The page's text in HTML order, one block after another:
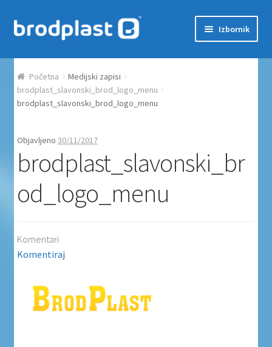
Preskoči na navigaciju
Skoči do sadržaja Izbornik
Početna
Auction Dashboard
Košarica
Moj račun
Proizvodi
Uvjeti poslovanja
Uvjeti poslovanja
Početna
Medijski zapisi
brodplast_slavonski_brod_logo_menu
brodplast_slavonski_brod_logo_menu
Objavljeno 30/11/2017
brodplast_slavonski_br
od_logo_menu
Komentari
Komentiraj